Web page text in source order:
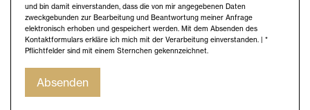
und bin damit einverstanden, dass die von mir angegebenen Daten
zweckgebunden zur Bearbeitung und Beantwortung meiner Anfrage
elektronisch erhoben und gespeichert werden. Mit dem Absenden des
Kontaktformulars erkläre ich mich mit der Verarbeitung einverstanden. | *
Pflichtfelder sind mit einem Sternchen gekennzeichnet.
Absenden